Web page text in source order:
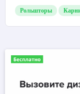
Рольшторы